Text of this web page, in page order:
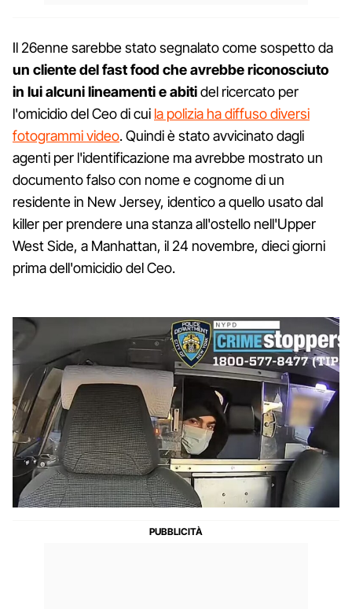
Il 26enne sarebbe stato segnalato come sospetto da
un cliente del fast food che avrebbe riconosciuto
in lui alcuni lineamenti e abitidel ricercato per
l'omicidio del Ceo di cui la polizia ha diffuso diversi
fotogrammi video. Quindi è stato avvicinato dagli
agenti per l'identificazione ma avrebbe mostrato un
documento falso con nome e cognome di un
residente in New Jersey, identico a quello usato dal
killer per prendere una stanza all'ostello nell'Upper
West Side, a Manhattan, il 24 novembre, dieci giorni
prima dell'omicidio del Ceo.